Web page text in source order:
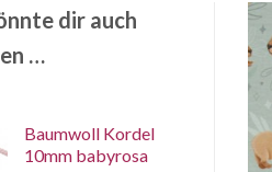
dir auch
…
Baumwoll Kordel
10mm babyrosa